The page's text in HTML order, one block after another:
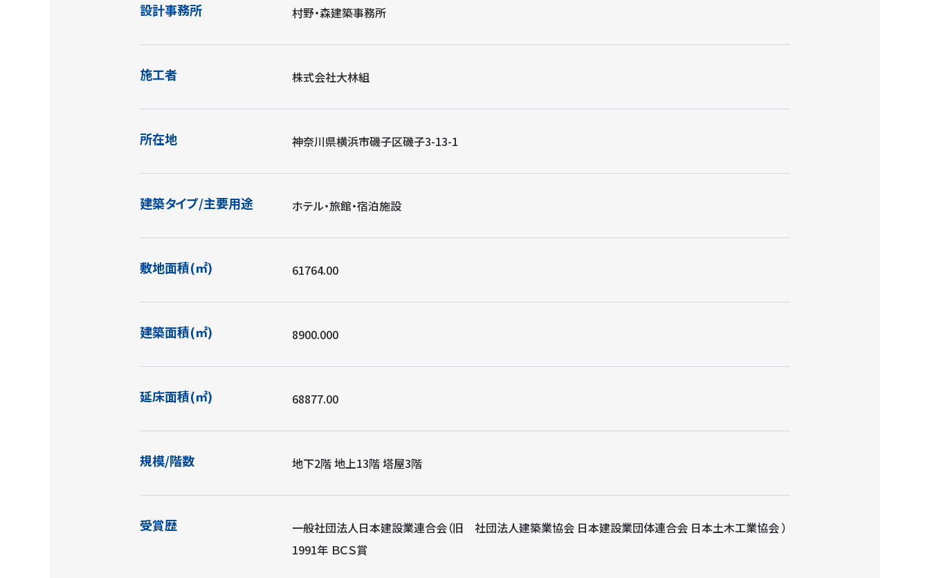
設計事務所 村野・森建築事務所
施工者 株式会社大林組
所在地 神奈川県横浜市磯子区磯子3-13-1
建築タイプ/主要用途 ホテル・旅館・宿泊施設
敷地面積(㎡) 61764.00
建築面積(㎡) 8900.000
延床面積(㎡) 68877.00
規模/階数 地下2階 地上13階 塔屋3階
受賞歴
一般社団法人日本建設業連合会（旧 社団法人建築業協会 日本建設業団体連合会 日本土木工業協会 ）
1991年 ＢＣＳ賞